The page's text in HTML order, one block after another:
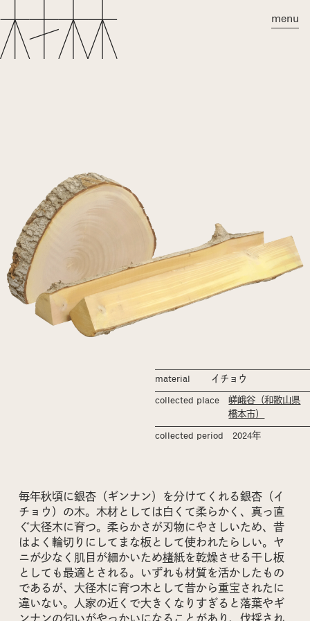
material イチョウ
collected place
嵯峨谷（和歌山県
橋本市）
collected period 2024年
毎年秋頃に銀杏（ギンナン）を分けてくれる銀杏（イ
チョウ）の木。木材としては白くて柔らかく、真っ直
ぐ大径木に育つ。柔らかさが刃物にやさしいため、昔
はよく輪切りにしてまな板として使われたらしい。ヤ
ニが少なく肌目が細かいため楮紙を乾燥させる干し板
としても最適とされる。いずれも材質を活かしたもの
であるが、大径木に育つ木として昔から重宝されたに
違いない。人家の近くで大きくなりすぎると落葉やギ